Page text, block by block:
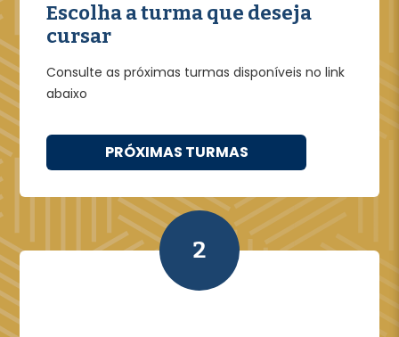
Escolha a turma que deseja
cursar
Consulte as próximas turmas disponíveis no link
abaixo
PRÓXIMAS TURMAS
2